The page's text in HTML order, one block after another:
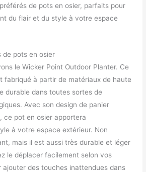
de pots en osier, parfaits pour
du flair et du style à votre espace
de pots en osier
le Wicker Point Outdoor Planter. Ce
fabriqué à partir de matériaux de haute
durable dans toutes sortes de
Avec son design de panier
ce pot en osier apportera
à votre espace extérieur. Non
mais il est aussi très durable et léger
le déplacer facilement selon vos
ajouter des touches inattendues dans